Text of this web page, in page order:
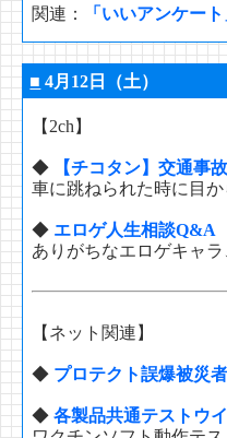
関連： 「いいアンケー
■ 4月12日（土）
【2ch】
◆
【チコタン】交通事
車に跳ねられた時に目
◆ エロゲ人生相談Q&A
ありがちなエロゲキャ
【ネット関連】
◆ プロテクト誤爆被災者
◆ 各製品共通テストウ